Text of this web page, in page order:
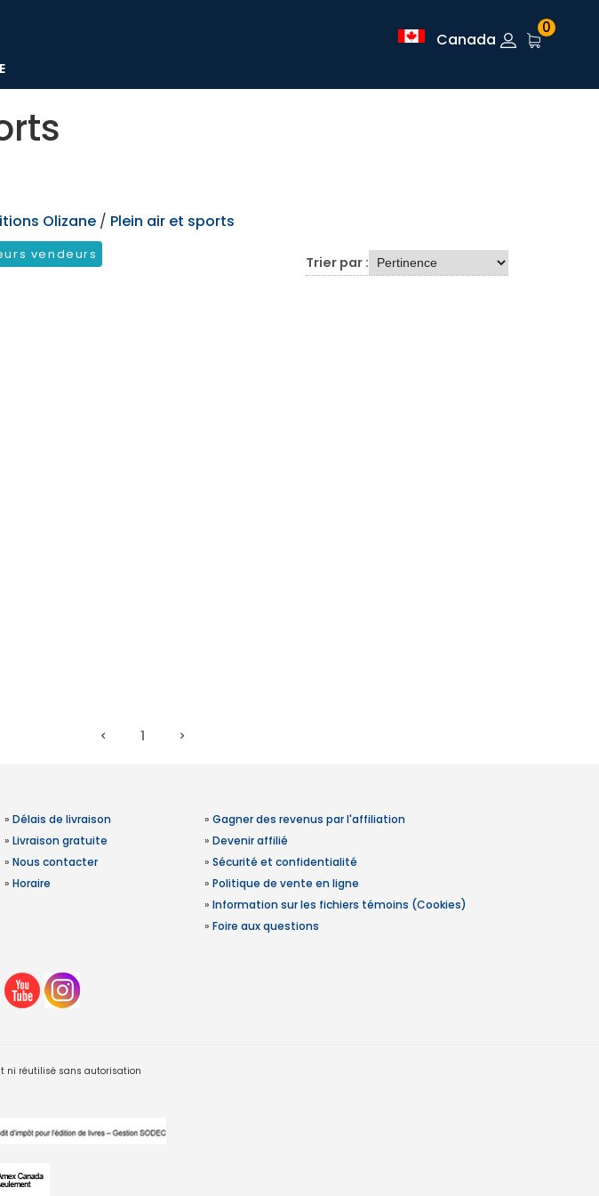
Canada
0
Olizane / Plein air et sports
vendeurs Trier par :
1
» Délais de livraison
» Livraison gratuite
» Nous contacter
» Horaire
» Gagner des revenus par l'affiliation
» Devenir affilié
» Sécurité et confidentialité
» Politique de vente en ligne
» Information sur les fichiers témoins (Cookies)
» Foire aux questions
ni réutilisé sans autorisation